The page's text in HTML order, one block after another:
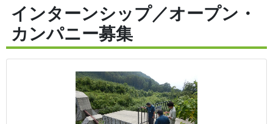
インターンシップ／オープン・
カンパニー募集